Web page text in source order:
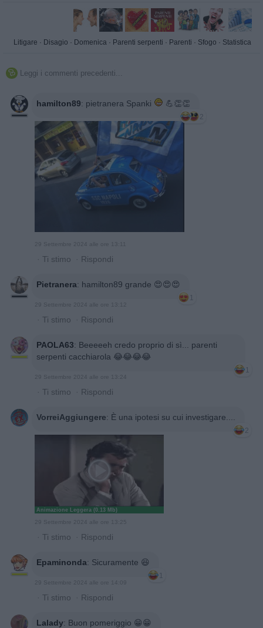
Litigare · Disagio · Domenica · Parenti serpenti · Parenti · Sfogo · Statistica
 Leggi i commenti precedenti...
hamilton89: pietranera Spanki 💪👏👏
2
29 Settembre 2024 alle ore 13:11
· Ti stimo · Rispondi
Pietranera: hamilton89 grande 😍😍😍
1
29 Settembre 2024 alle ore 13:12
· Ti stimo · Rispondi
PAOLA63: Beeeeeh credo proprio di sì... parenti
serpenti cacchiarola 😂😂😂😂
1
29 Settembre 2024 alle ore 13:24
· Ti stimo · Rispondi
VorreiAggiungere: È una ipotesi su cui investigare....
2
Animazione Leggera (0.13 Mb)
29 Settembre 2024 alle ore 13:25
· Ti stimo · Rispondi
Epaminonda: Sicuramente 😆
1
29 Settembre 2024 alle ore 14:09
· Ti stimo · Rispondi
Lalady: Buon pomeriggio 😁😁